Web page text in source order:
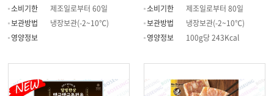
소비기한
제조일로부터 60일
보관방법
냉장보관(-2~10℃)
영양정보
소비기한
제조일로부터 80일
보관방법
냉장보관(-2~10℃)
영양정보
100g당 243Kcal